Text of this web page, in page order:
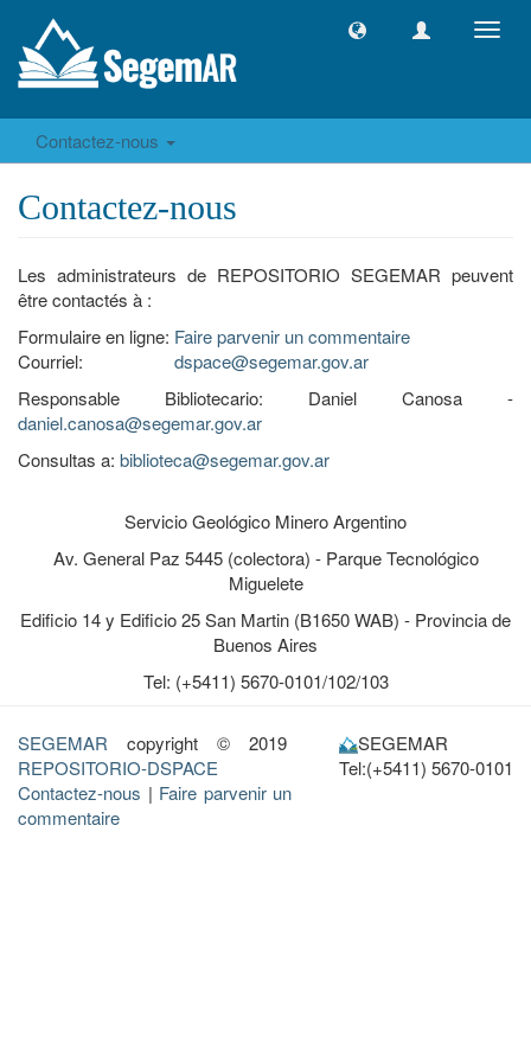
Contactez-nous
Contactez-nous
Les administrateurs de REPOSITORIO SEGEMAR peuvent
être contactés à :
Formulaire en ligne: Faire parvenir un commentaire
Courriel:
dspace@segemar.gov.ar
Responsable Bibliotecario: Daniel Canosa -
daniel.canosa@segemar.gov.ar
Consultas a: biblioteca@segemar.gov.ar
Servicio Geológico Minero Argentino
Av. General Paz 5445 (colectora) - Parque Tecnológico
Miguelete
Edificio 14 y Edificio 25 San Martin (B1650 WAB) - Provincia de
Buenos Aires
Tel: (+5411) 5670-0101/102/103
SEGEMAR copyright © 2019
REPOSITORIO-DSPACE
Contactez-nous | Faire parvenir un
commentaire
SEGEMAR
Tel:(+5411) 5670-0101